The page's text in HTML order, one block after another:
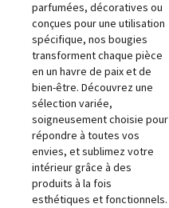
parfumées, décoratives ou
conçues pour une utilisation
spécifique, nos bougies
transforment chaque pièce
en un havre de paix et de
bien-être. Découvrez une
sélection variée,
soigneusement choisie pour
répondre à toutes vos
envies, et sublimez votre
intérieur grâce à des
produits à la fois
esthétiques et fonctionnels.